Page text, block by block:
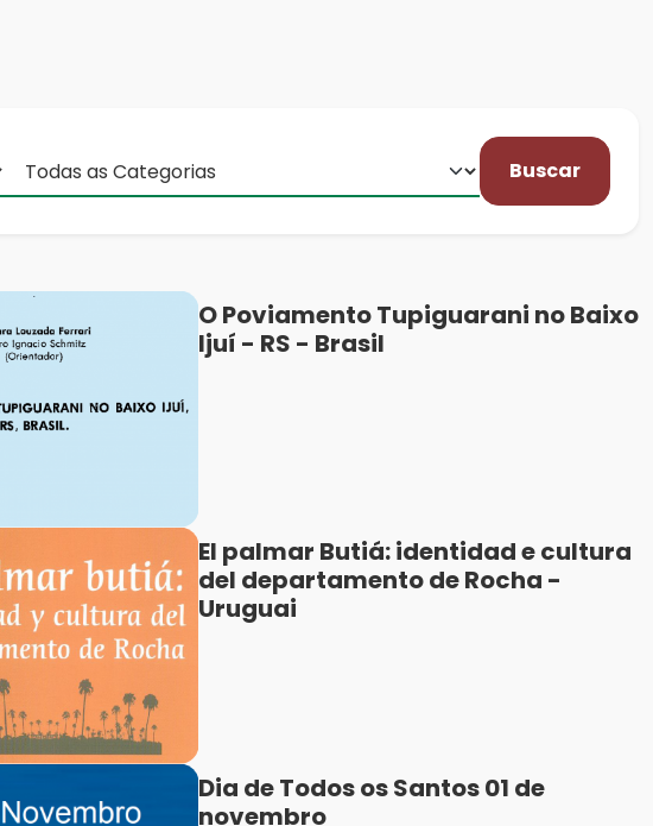
Buscar
O Poviamento Tupiguarani no Baixo
Ijuí - RS - Brasil
El palmar Butiá: identidad e cultura
del departamento de Rocha -
Uruguai
Dia de Todos os Santos 01 de
novembro